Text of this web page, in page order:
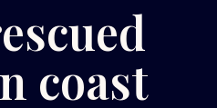
coast